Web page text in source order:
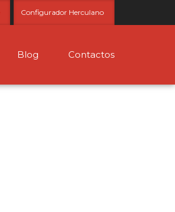
Configurador Herculano
Blog Contactos